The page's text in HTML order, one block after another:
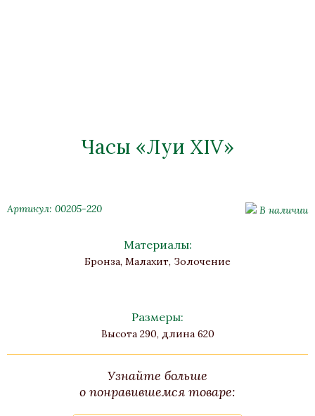
Часы «Луи XIV»
Артикул: 00205-220 В наличии
Материалы:
Бронза, Малахит, Золочение
Размеры:
Высота 290, длина 620
Узнайте больше
о понравившемся товаре: